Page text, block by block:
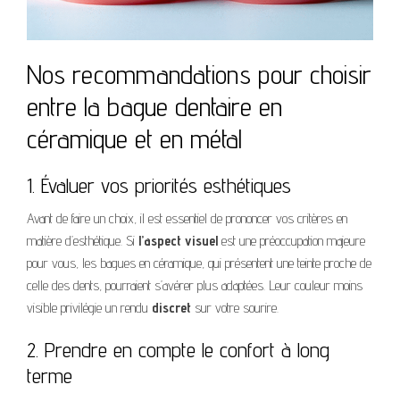
Nos recommandations pour choisir
entre la bague dentaire en
céramique et en métal
1. Évaluer vos priorités esthétiques
Avant de faire un choix, il est essentiel de prononcer vos critères en
matière d’esthétique. Si l’aspect visuel est une préoccupation majeure
pour vous, les bagues en céramique, qui présentent une teinte proche de
celle des dents, pourraient s’avérer plus adaptées. Leur couleur moins
visible privilégie un rendu discret sur votre sourire.
2. Prendre en compte le confort à long
terme